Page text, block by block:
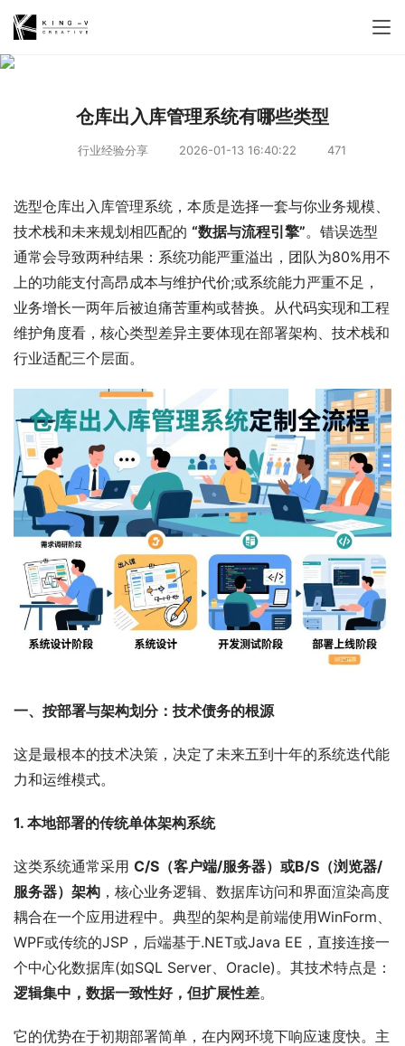
仓库出入库管理系统有哪些类型
行业经验分享 2026-01-13 16:40:22 471
选型仓库出入库管理系统，本质是选择一套与你业务规模、
技术栈和未来规划相匹配的 “数据与流程引擎”。错误选型
通常会导致两种结果：系统功能严重溢出，团队为80%用不
上的功能支付高昂成本与维护代价;或系统能力严重不足，
业务增长一两年后被迫痛苦重构或替换。从代码实现和工程
维护角度看，核心类型差异主要体现在部署架构、技术栈和
行业适配三个层面。
一、按部署与架构划分：技术债务的根源
这是最根本的技术决策，决定了未来五到十年的系统迭代能
力和运维模式。
1. 本地部署的传统单体架构系统
这类系统通常采用 C/S（客户端/服务器）或B/S（浏览器/
服务器）架构 ，核心业务逻辑、数据库访问和界面渲染高度
耦合在一个应用进程中。典型的架构是前端使用WinForm、
WPF或传统的JSP，后端基于.NET或Java EE，直接连接一
个中心化数据库(如SQL Server、Oracle)。其技术特点是：
逻辑集中，数据一致性好，但扩展性差。
它的优势在于初期部署简单，在内网环境下响应速度快。主